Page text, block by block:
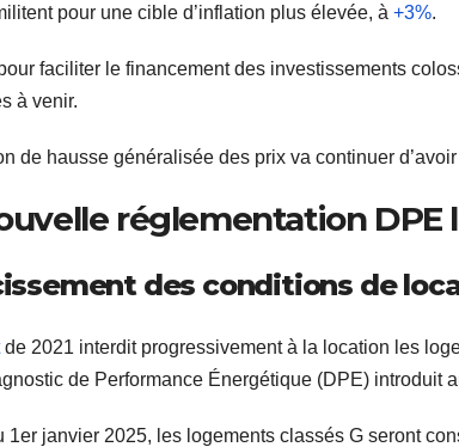
pour une cible d’inflation plus élevée, à +3%.
faciliter le financement des investissements
à venir.
de hausse généralisée des prix va continuer
réglementation DPE
des conditions de
de 2021 interdit progressivement à la location les
de Performance Énergétique (DPE) introduit
1er janvier 2025, les logements classés G seront